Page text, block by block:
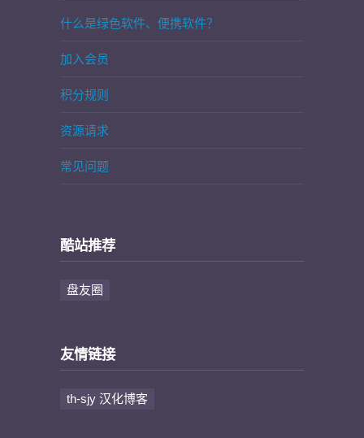
什么是绿色软件、便携软件？
加入会员
积分规则
资源请求
常见问题
酷站推荐
盘友圈
友情链接
th-sjy 汉化博客